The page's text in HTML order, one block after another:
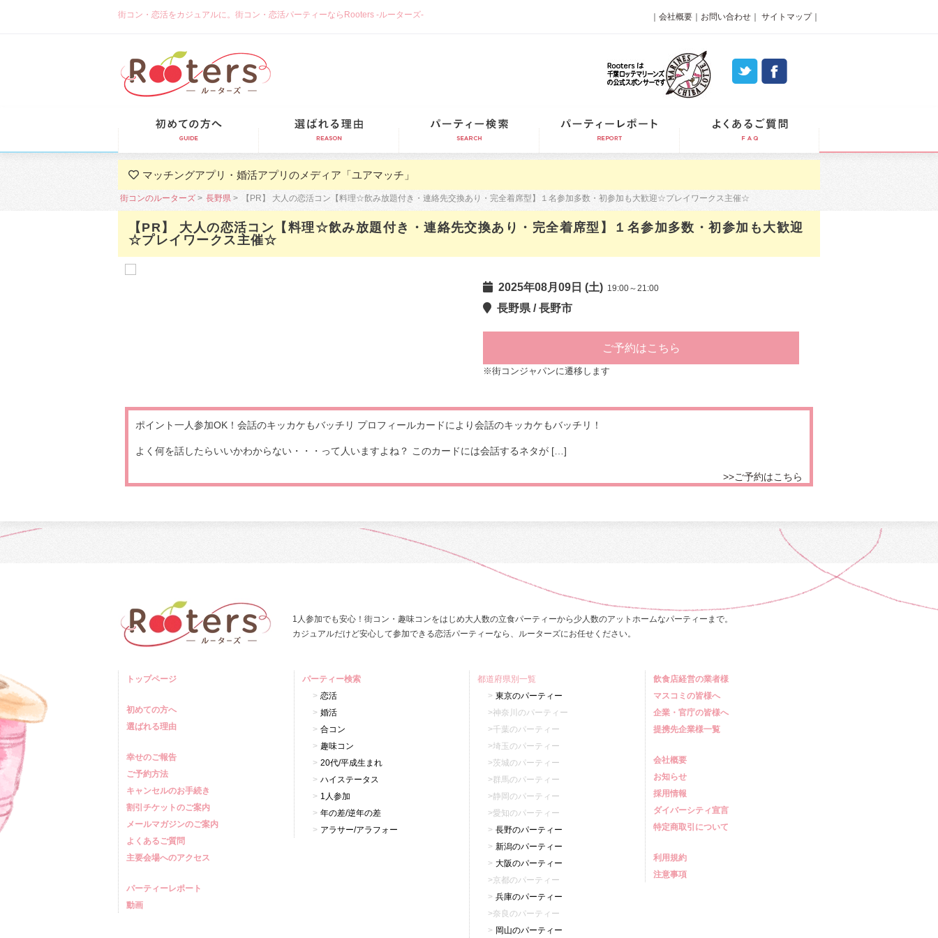
街コン・恋活をカジュアルに。街コン・恋活パーティーならRooters -ルーターズ- 会社概要 お問い合わせ サイトマップ｜
マッチングアプリ・婚活アプリのメディア「ユアマッチ」
街コンのルーターズ 長野県 【PR】 大人の恋活コン【料理☆飲み放題付き・連絡先交換あり・完全着席型】１名参加多数・初参加も大歓迎☆プレイワークス主催☆
【PR】 大人の恋活コン【料理☆飲み放題付き・連絡先交換あり・完全着席型】１名参加多数・初参加も大歓迎
☆プレイワークス主催☆
2025年08月09日 (土) 19:00～21:00
長野県 / 長野市
ご予約はこちら
※街コンジャパンに遷移します
ポイント一人参加OK！会話のキッカケもバッチリ プロフィールカードにより会話のキッカケもバッチリ！
よく何を話したらいいかわからない・・・って人いますよね？ このカードには会話するネタが […]
>>ご予約はこちら
1人参加でも安心！街コン・趣味コンをはじめ大人数の立食パーティーから少人数のアットホームなパーティーまで。
カジュアルだけど安心して参加できる恋活パーティーなら、ルーターズにお任せください。
トップページ
初めての方へ
選ばれる理由
幸せのご報告
ご予約方法
キャンセルのお手続き
割引チケットのご案内
メールマガジンのご案内
よくあるご質問
主要会場へのアクセス
パーティーレポート
動画
パーティー検索
恋活
婚活
合コン
趣味コン
20代/平成生まれ
ハイステータス
1人参加
年の差/逆年の差
アラサー/アラフォー
都道府県別一覧
東京のパーティー
神奈川のパーティー
千葉のパーティー
埼玉のパーティー
茨城のパーティー
群馬のパーティー
静岡のパーティー
愛知のパーティー
長野のパーティー
新潟のパーティー
大阪のパーティー
京都のパーティー
兵庫のパーティー
奈良のパーティー
岡山のパーティー
飲食店経営の業者様
マスコミの皆様へ
企業・官庁の皆様へ
提携先企業様一覧
会社概要
お知らせ
採用情報
ダイバーシティ宣言
特定商取引について
利用規約
注意事項